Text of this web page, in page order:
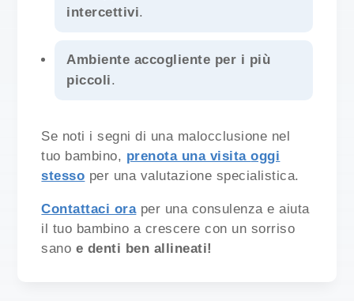
intercettivi.
Ambiente accogliente per i più
piccoli.
Se noti i segni di una malocclusione nel
tuo bambino, prenota una visitaoggi
stesso per una valutazione specialistica.
Contattaci ora per una consulenza e aiuta
il tuo bambino a crescere con un sorriso
sano e denti ben allineati!